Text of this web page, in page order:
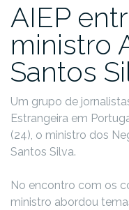
AIEP
ministro
Santos
Um grupo de
Estrangeira em
(24), o ministro dos
Santos Silva.
No encontro com os
ministro abordou